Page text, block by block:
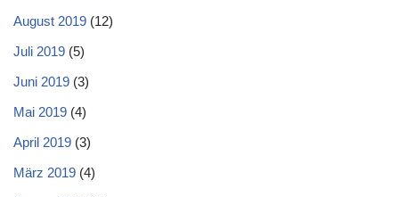
August 2019 (12)
Juli 2019 (5)
Juni 2019 (3)
Mai 2019 (4)
April 2019 (3)
März 2019 (4)